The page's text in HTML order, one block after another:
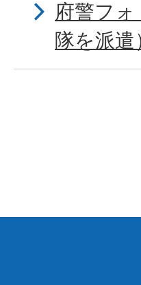
府警フ
隊を派遣